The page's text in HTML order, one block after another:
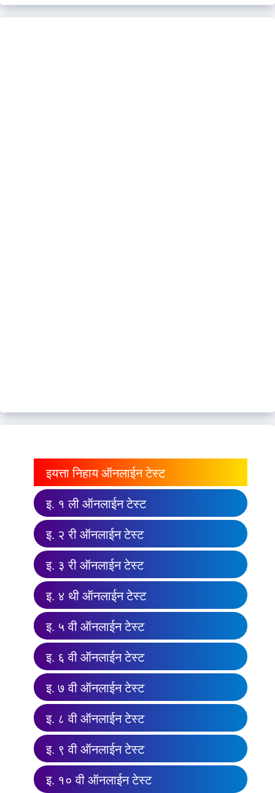
इयत्ता निहाय ऑनलाईन टेस्ट
इ. १ ली ऑनलाईन टेस्ट
इ. २ री ऑनलाईन टेस्ट
इ. ३ री ऑनलाईन टेस्ट
इ. ४ थी ऑनलाईन टेस्ट
इ. ५ वी ऑनलाईन टेस्ट
इ. ६ वी ऑनलाईन टेस्ट
इ. ७ वी ऑनलाईन टेस्ट
इ. ८ वी ऑनलाईन टेस्ट
इ. ९ वी ऑनलाईन टेस्ट
इ. १० वी ऑनलाईन टेस्ट